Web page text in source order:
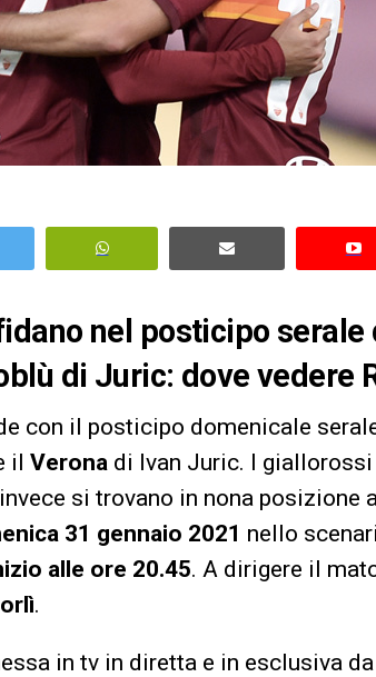
nel posticipo serale
di Juric: dove vedere
con il posticipo domenicale
il Verona di Ivan Juric. I
si trovano in nona posizione
31 gennaio 2021 nello
alle ore 20.45. A dirigere il
.
in tv in diretta e in esclusiva da